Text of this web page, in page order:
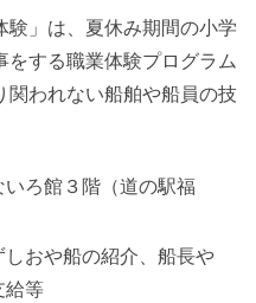
験」は、夏休み期間の小学
する職業体験プログラム
関われない船舶や船員の技
ろ館３階（道の駅福
おや船の紹介、船長や
給等